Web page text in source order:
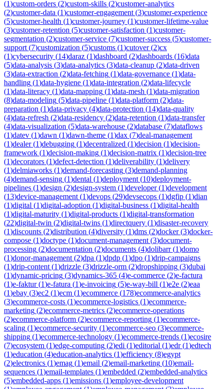
(1)custom-orders (2)custom-skills (2)customer-analytics
(2)customer-data (1)customer-engagement (3)customer-experience
(5)customer-health (1)customer-journey (1)customer-lifetime-value
(3)customer-retention (5)customer-satisfaction (1)customer-
segmentation (2)customer-service (7)customer-success (5)customer-
support (7)customization (5)customs (1)cutover(2)cx
(1)cybersecurity (14)daraz (1)dashboard (2)dashboards (16)data
(5)data-analysis (3)data-analytics (3)data-cleanup (2)data-driven
(3)data-extraction (2)data-fetching (1)data-governance (1)data-
handling (1)data-hygiene (1)data-integration (2)data-lifecycle
(1)data-literacy (1)data-mapping (1)data-mesh (1)data-migration
(8)data-modeling (5)data-pipeline (1)data-platform (2)data-
preparation (1)data-privacy (4)data-protection (14)data-quality
(4)data-refresh (2)data-residency (2)data-retention (1)data-transfer
(4)data-visualization (5)data-warehouse (2)database (7)dataflows
(1)datev (1)dawn (1)dawn-theme (1)dax (7)deal-management
(1)dealer(1)debugging (1)decentralized (1)decision (1)decision-
framework (1)decision-making (1)decision-matrix (1)decision-tree
(1)decorators (1)defect-detection (1)deliverability (1)delivery
(1)delmiaworks (1)demand-forecasting (3)demand-planning
(4)demand-sensing (1)dental (1)deployment (10)deployment-
pipelines (1)design (2)design-system (1)developer(1)development
(13)device-management (1)devops (29)devsecops (1)dgfip (1)dian
(1)digital (1)digital-adoption (1)digital-business (1)digital-health
(1)digital-maturity (1)digital-products (1)digital-transformation
(22)digital-twin (2)digital-twins (1)directquery (1)disaster-recovery
(1)discounts (2)distribution (4)diversity (1)dms (2)docker(3)docker-
compose (1)doctype (1)document-management (3)document-
processing (2)documentation (2)documents (4)dolibarr(1)domo
(1)donor-management (2)dpa (1)dpdp (1)dpo (1)drip-campaigns
(1)drip-content (1)drizzle (3)drizzle-orm (2)dropshipping (3)dubai
(1)dynamic-pricing (3)dynamics-365 (4)e-commerce (2)e-factura
(1)e-faktur(1)e-fatura (1)e-invoicing (5)e-way-bill (1)e2e (2)eaa
(1)ebay (3)ec2 (1)ecm (1)ecommerce (178)ecommerce-analytics
(3)ecommerce-costs (1)ecommerce-logistics (1)ecommerce-
marketing (2)ecommerce-metrics (2)ecommerce-operations
(2)ecommerce-platform (2)ecommerce-reporting (1)ecommerce-
scaling (1)ecommerce-security (1)ecommerce-seo (3)ecommerce-
shipping (1)ecommerce-technology (1)ecommerce-trends (1)ecosire
(7)ecosystem (1)edge-computing (2)edi (1)editorial (1)edr(1)edtech
(1)education (4)education-analytics (1)efficiency (8)egypt
(2)electronics (1)emag (1)email (2)email-marketing (10)email-
sequences (1)email-templates (1)embedded (2)embedded-analytics
(5)embedded-apps (1)emissions (1)employee-development